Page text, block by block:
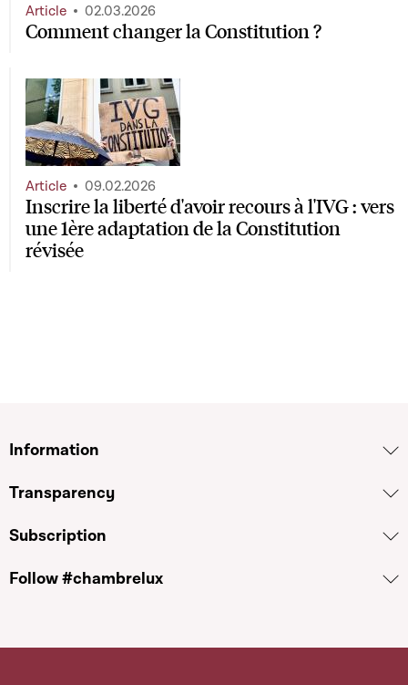
Comment changer la Constitution ?
Article 02.03.2026
Inscrire la liberté d'avoir recours à l'IVG : vers
une 1ère adaptation de la Constitution
révisée
Article 09.02.2026
Information
Transparency
Subscription
Follow #chambrelux